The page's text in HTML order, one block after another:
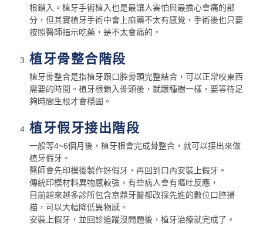
根鎖入。植牙手術植入也是最讓人害怕與最擔心會痛的部
分，但其實植牙手術中會上麻藥不太有感覺，手術後也只要
按照醫師指示吃藥，是不太會痛的。
植牙骨整合階段
植牙骨整合是指植牙跟口腔骨頭完整結合，可以正常咬東西
需要的時間。植牙根鎖入骨頭後，就跟種樹一樣，要等待足
夠時間生根才會穩固。
植牙假牙接出階段
一般等4~6個月後，植牙根會完成骨整合，就可以接出來做
植牙假牙。
醫師會先印模後製作好假牙，再回到口內安裝上假牙。
傳統印模材料異物感較強，有些病人會有嘔吐反應，
目前越來越多診所包含京鼎牙醫都改採先進的數位口腔掃
描，可以大幅降低異物感。
安裝上假牙，並回診追蹤沒問題後，植牙治療就完成了。